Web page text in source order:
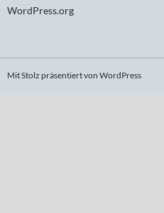
WordPress.org
Mit Stolz präsentiert von WordPress